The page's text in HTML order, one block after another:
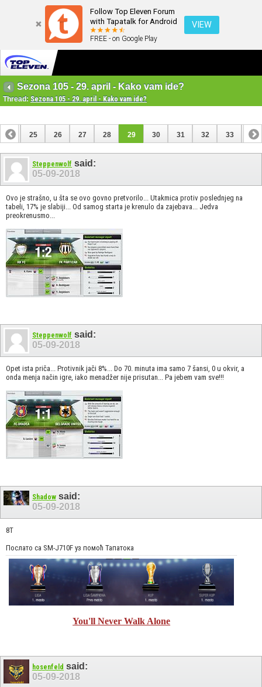
Follow Top Eleven Forum
with Tapatalk for Android
FREE - on Google Play
VIEW
Sezona 105 - 29. april - Kako vam ide?
Thread: Sezona 105 - 29. april - Kako vam ide?
24 25 26 27 28 29 30 31 32 33 34
44
Steppenwolf said:
05-09-2018
Ovo je strašno, u šta se ovo govno pretvorilo... Utakmica protiv poslednjeg na
tabeli, 17% je slabiji... Od samog starta je krenulo da zajebava... Jedva
preokrenusmo...
Steppenwolf said:
05-09-2018
Opet ista priča... Protivnik jači 8%... Do 70. minuta ima samo 7 šansi, 0 u okvir, a
onda menja način igre, iako menadžer nije prisutan... Pa jebem vam sve!!!
Shadow said:
05-09-2018
8T
Послато са SM-J710F уз помоћ Тапатока
You'll Never Walk Alone
hosenfeld said:
05-09-2018